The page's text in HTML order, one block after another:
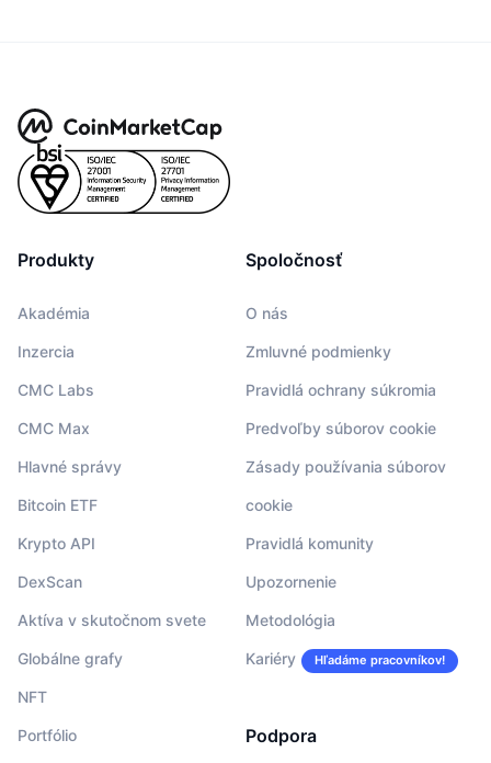
Produkty
Akadémia
Inzercia
CMC Labs
CMC Max
Hlavné správy
Bitcoin ETF
Krypto API
DexScan
Aktíva v skutočnom svete
Globálne grafy
NFT
Portfólio
Spoločnosť
O nás
Zmluvné podmienky
Pravidlá ochrany súkromia
Predvoľby súborov cookie
Zásady používania súborov
cookie
Pravidlá komunity
Upozornenie
Metodológia
Kariéry Hľadáme pracovníkov!
Podpora